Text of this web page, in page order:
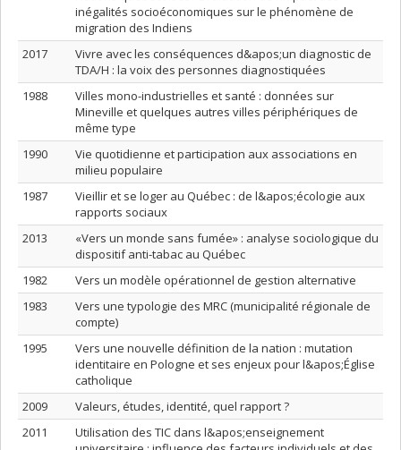
inégalités socioéconomiques sur le phénomène de
migration des Indiens
2017
Vivre avec les conséquences d&apos;un diagnostic de
TDA/H : la voix des personnes diagnostiquées
1988
Villes mono-industrielles et santé : données sur
Mineville et quelques autres villes périphériques de
même type
1990
Vie quotidienne et participation aux associations en
milieu populaire
1987
Vieillir et se loger au Québec : de l&apos;écologie aux
rapports sociaux
2013
«Vers un monde sans fumée» : analyse sociologique du
dispositif anti-tabac au Québec
1982
Vers un modèle opérationnel de gestion alternative
1983
Vers une typologie des MRC (municipalité régionale de
compte)
1995
Vers une nouvelle définition de la nation : mutation
identitaire en Pologne et ses enjeux pour l&apos;Église
catholique
2009
Valeurs, études, identité, quel rapport ?
2011
Utilisation des TIC dans l&apos;enseignement